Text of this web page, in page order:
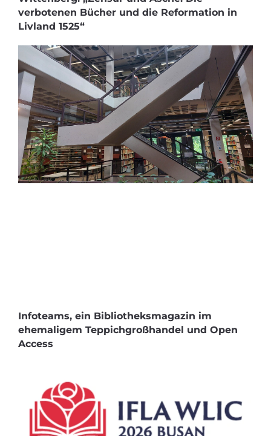
verbotenen Bücher und die Reformation in
Livland 1525“
Infoteams, ein Bibliotheksmagazin im
ehemaligem Teppichgroßhandel und Open
Access